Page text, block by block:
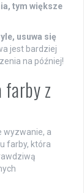
tym większe
usuwa się
jest bardziej
na później!
farby z
wyzwanie, a
farby, która